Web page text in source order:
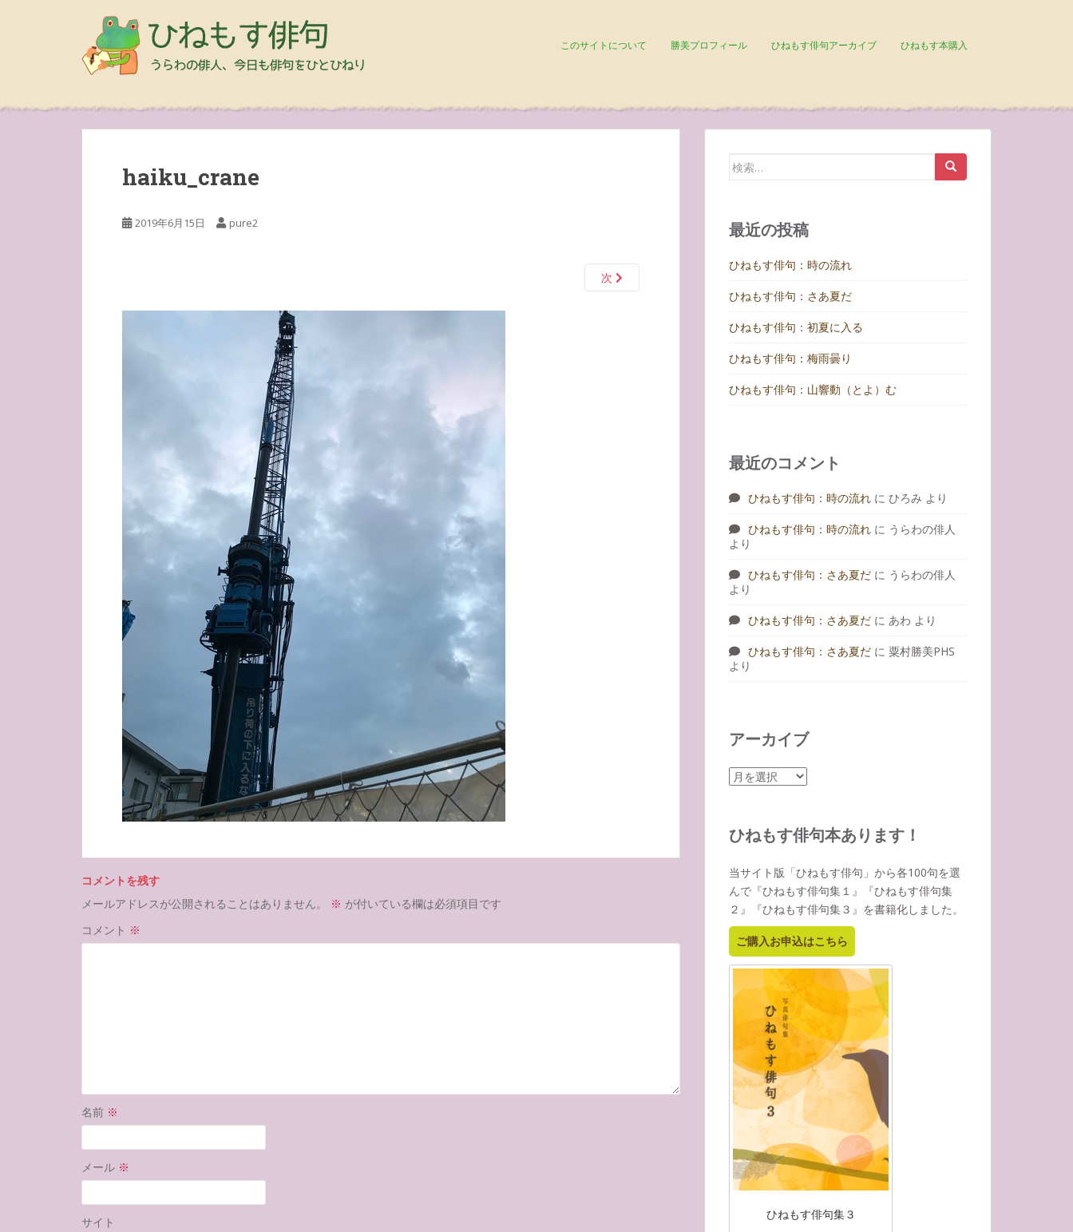
このサイトについて 勝美プロフィール ひねもす俳句アーカイブ ひねもす本購入
haiku_crane
2019年6月15日 pure2
次
コメントを残す
メールアドレスが公開されることはありません。
※ が付いている欄は必須項目です
コメント ※
名前 ※
メール ※
サイト
検
最近の投稿
ひねもす俳句：時の流れ
ひねもす俳句：さあ夏だ
ひねもす俳句：初夏に入る
ひねもす俳句：梅雨曇り
ひねもす俳句：山響動（とよ）む
最近のコメント
ひねもす俳句：時の流れ に ひろみ より
ひねもす俳句：時の流れ に うらわの俳人
より
ひねもす俳句：さあ夏だ に うらわの俳人
より
ひねもす俳句：さあ夏だ に あわ より
ひねもす俳句：さあ夏だ に 粟村勝美PHS
より
アーカイブ
ア
イ
ひねもす俳句本あります！
当サイト版「ひねもす俳句」から各100句を選
んで『ひねもす俳句集１』『ひねもす俳句集
２』『ひねもす俳句集３』を書籍化しました。
ご購入お申込はこちら
ひねもす俳句集３